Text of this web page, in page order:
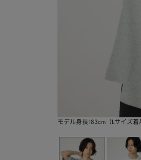
モデル身長183cm（Lサイズ着